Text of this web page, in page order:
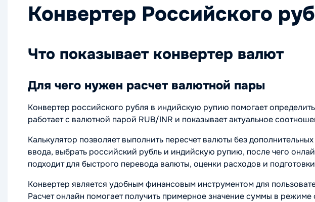
Конвертер Российского
Что показывает конвертер валют
Для чего нужен расчет валютной пары
Конвертер российского рубля в индийскую рупию помогает
работает с валютной парой RUB/INR и показывает актуальное
Калькулятор позволяет выполнить пересчет валюты без
ввода, выбрать российский рубль и индийскую рупию, после чего
подходит для быстрого перевода валюты, оценки расходов и
Конвертер является удобным финансовым инструментом для
Расчет онлайн помогает получить примерное значение суммы в режиме